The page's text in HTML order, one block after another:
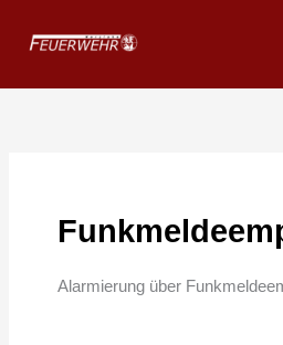
Inhalt
Alarmierung über